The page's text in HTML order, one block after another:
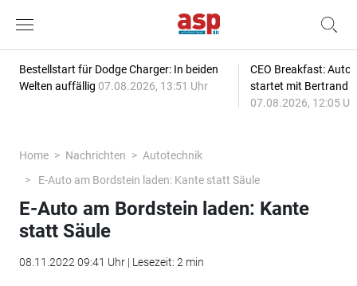
Bestellstart für Dodge Charger: In beiden
Welten auffällig 07.08.2026, 13:51 Uhr
CEO Breakfast:
startet mit Bertrand
07.08.2026, 12:05
Home Nachrichten
Autotechnik
E-Auto am Bordstein laden: Kante statt Säule
E-Auto am Bordstein laden: Kante
statt Säule
08.11.2022 09:41 Uhr | Lesezeit: 2 min